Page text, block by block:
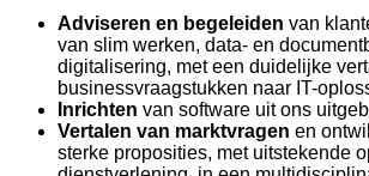
Adviseren en begeleiden van
van slim werken, data- en
digitalisering, met een duidelijke
businessvraagstukken naar IT-
Inrichten van software uit ons
Vertalen van marktvragen en
sterke proposities, met uitstekende